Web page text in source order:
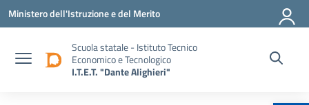
Vai ai contenuti
Vai al menu di navigazione
Vai al footer
Ministero dell'Istruzione e del Merito
Scuola statale - Istituto Tecnico
Economico e Tecnologico
I.T.E.T. "Dante Alighieri"